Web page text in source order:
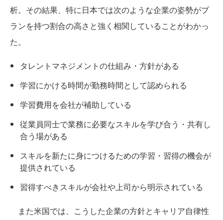
析。その結果、特に日本では次のような企業の姿勢がプ
ランを持つ割合の高さと強く相関していることがわかっ
た。
タレントマネジメントの仕組み・方針がある
学習にかける時間が勤務時間として認められる
学習費用を会社が補助している
従業員同士で業務に必要なスキルを学び合う・共有し
合う場がある
スキルを新たに身につけるための学習・習得の機会が
提供されている
習得すべきスキルが会社や上司から明示されている
また米国では、こうした企業の方針とキャリア自律性